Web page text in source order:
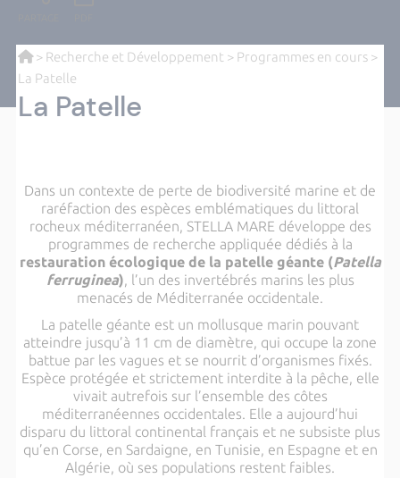
> Recherche et Développement > Programmes en cours>
La Patelle
La Patelle
Dans un contexte de perte de biodiversité marine et de
raréfaction des espèces emblématiques du littoral
rocheux méditerranéen, STELLA MARE développe des
programmes de recherche appliquée dédiés à la
restauration écologique de la patelle géante (Patella
ferruginea) , l’un des invertébrés marins les plus
menacés de Méditerranée occidentale.
La patelle géante est un mollusque marin pouvant
atteindre jusqu’à 11 cm de diamètre, qui occupe la zone
battue par les vagues et se nourrit d’organismes fixés.
Espèce protégée et strictement interdite à la pêche, elle
vivait autrefois sur l’ensemble des côtes
méditerranéennes occidentales. Elle a aujourd’hui
disparu du littoral continental français et ne subsiste plus
qu’en Corse, en Sardaigne, en Tunisie, en Espagne et en
Algérie, où ses populations restent faibles.